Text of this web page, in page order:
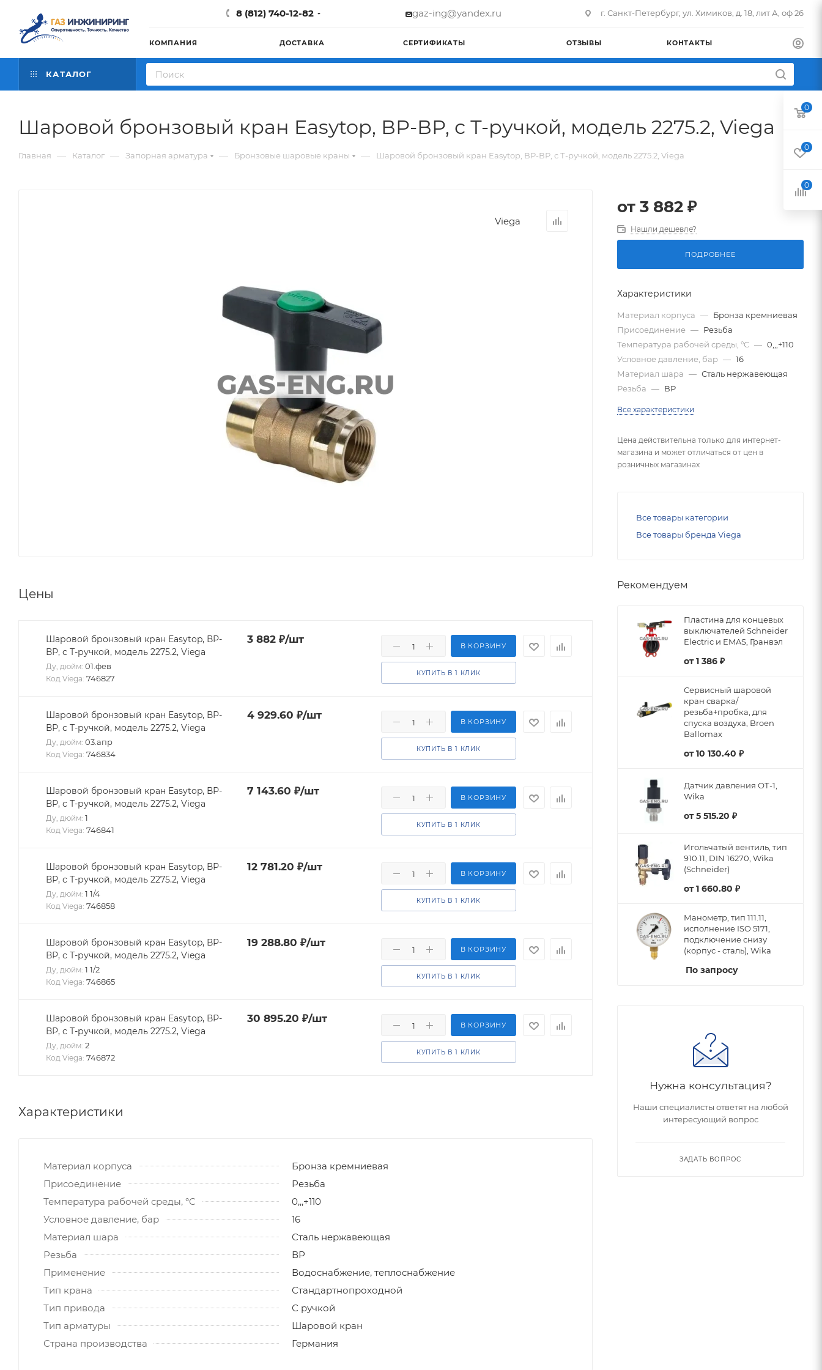
8 (812) 740-12-82 gaz-ing@yandex.ru г. Санкт-Петербург, ул. Химиков, д. 18, лит А, оф 26
КОМПАНИЯ ДОСТАВКА СЕРТИФИКАТЫ ОТЗЫВЫ КОНТАКТЫ
КАТАЛОГ
Шаровой бронзовый кран Easytop, ВР-ВР, с Т-ручкой, модель 2275.2, Viega
Главная — Каталог — Запорная арматура — Бронзовые шаровые краны — Шаровой бронзовый кран Easytop, ВР-ВР, с Т-ручкой, модель 2275.2, Viega
Viega
Цены
Шаровой бронзовый кран Easytop, ВР-
ВР, с Т-ручкой, модель 2275.2, Viega
Ду, дюйм: 01.фев
Код Viega: 746827
3 882₽/шт
В КОРЗИНУ
КУПИТЬ В 1 КЛИК
Шаровой бронзовый кран Easytop, ВР-
ВР, с Т-ручкой, модель 2275.2, Viega
Ду, дюйм: 03.апр
Код Viega: 746834
4 929.60 ₽/шт
В КОРЗИНУ
КУПИТЬ В 1 КЛИК
Шаровой бронзовый кран Easytop, ВР-
ВР, с Т-ручкой, модель 2275.2, Viega
Ду, дюйм: 1
Код Viega: 746841
7 143.60 ₽/шт
В КОРЗИНУ
КУПИТЬ В 1 КЛИК
Шаровой бронзовый кран Easytop, ВР-
ВР, с Т-ручкой, модель 2275.2, Viega
Ду, дюйм: 1 1/4
Код Viega: 746858
12 781.20 ₽/шт
В КОРЗИНУ
КУПИТЬ В 1 КЛИК
Шаровой бронзовый кран Easytop, ВР-
ВР, с Т-ручкой, модель 2275.2, Viega
Ду, дюйм: 1 1/2
Код Viega: 746865
19 288.80 ₽/шт
В КОРЗИНУ
КУПИТЬ В 1 КЛИК
Шаровой бронзовый кран Easytop, ВР-
ВР, с Т-ручкой, модель 2275.2, Viega
Ду, дюйм: 2
Код Viega: 746872
30 895.20 ₽/шт
В КОРЗИНУ
КУПИТЬ В 1 КЛИК
Характеристики
Материал корпуса
Бронза кремниевая
Присоединение
Резьба
Температура рабочей среды, °C
0,,,+110
Условное давление, бар
16
Материал шара
Сталь нержавеющая
Резьба
ВР
Применение
Водоснабжение, теплоснабжение
Тип крана
Стандартнопроходной
Тип привода
С ручкой
Тип арматуры
Шаровой кран
Страна производства
Германия
от 3 882 ₽
Нашли дешевле?
ПОДРОБНЕЕ
Характеристики
Материал корпуса — Бронза кремниевая
Присоединение — Резьба
Температура рабочей среды, °C — 0,,,+110
Условное давление, бар — 16
Материал шара — Сталь нержавеющая
Резьба — ВР
Все характеристики
Цена действительна только для интернет-
магазина и может отличаться от цен в
розничных магазинах
Все товары категории
Все товары бренда Viega
Рекомендуем
Пластина для концевых
выключателей Schneider
Electric и EMAS, Гранвэл
от1 386 ₽
Сервисный шаровой
кран сварка/
резьба+пробка, для
спуска воздуха, Broen
Ballomax
от10 130.40 ₽
Датчик давления ОТ-1,
Wika
от5 515.20 ₽
Игольчатый вентиль, тип
910.11, DIN 16270, Wika
(Schneider)
от1 660.80 ₽
Манометр, тип 111.11,
исполнение ISO 5171,
подключение снизу
(корпус - сталь), Wika
По запросу
Нужна консультация?
Наши специалисты ответят на любой
интересующий вопрос
ЗАДАТЬ ВОПРОС
0
0
0